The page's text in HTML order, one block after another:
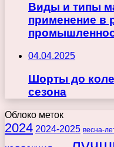
Виды и типы
применение в
04.04.2025
Шорты до
сезона
Облоко меток
2024 2024-2025 весна-